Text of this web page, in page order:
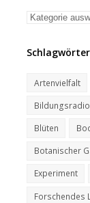
Kategorien
Schlagwörter
Artenvielfalt
Bildungsradio
Blüten
Botanischer
Experiment
Forschendes